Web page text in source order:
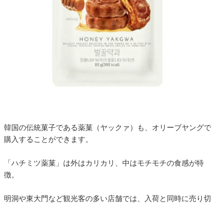
韓国の伝統菓子である薬菓（ヤックァ）も、オリーブヤングで
購入することができます。
「ハチミツ薬菓」は外はカリカリ、中はモチモチの食感が特
徴。
明洞や東大門など観光客の多い店舗では、入荷と同時に売り切